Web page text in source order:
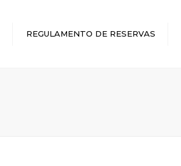
REGULAMENTO DE RESERVAS